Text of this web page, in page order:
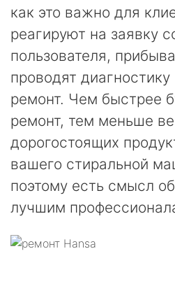
как это важно для
реагируют на заявку
пользователя,
проводят
ремонт. Чем быстрее
ремонт, тем меньше
дорогостоящих
вашего стиральной
поэтому есть смысл
лучшим